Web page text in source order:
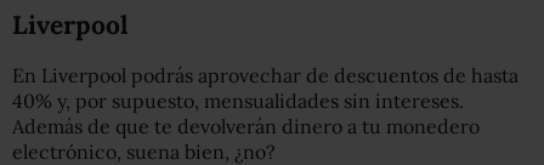
Liverpool
En Liverpool podrás aprovechar de descuentos de hasta
40% y, por supuesto, mensualidades sin intereses.
Además de que te devolverán dinero a tu monedero
electrónico, suena bien, ¿no?